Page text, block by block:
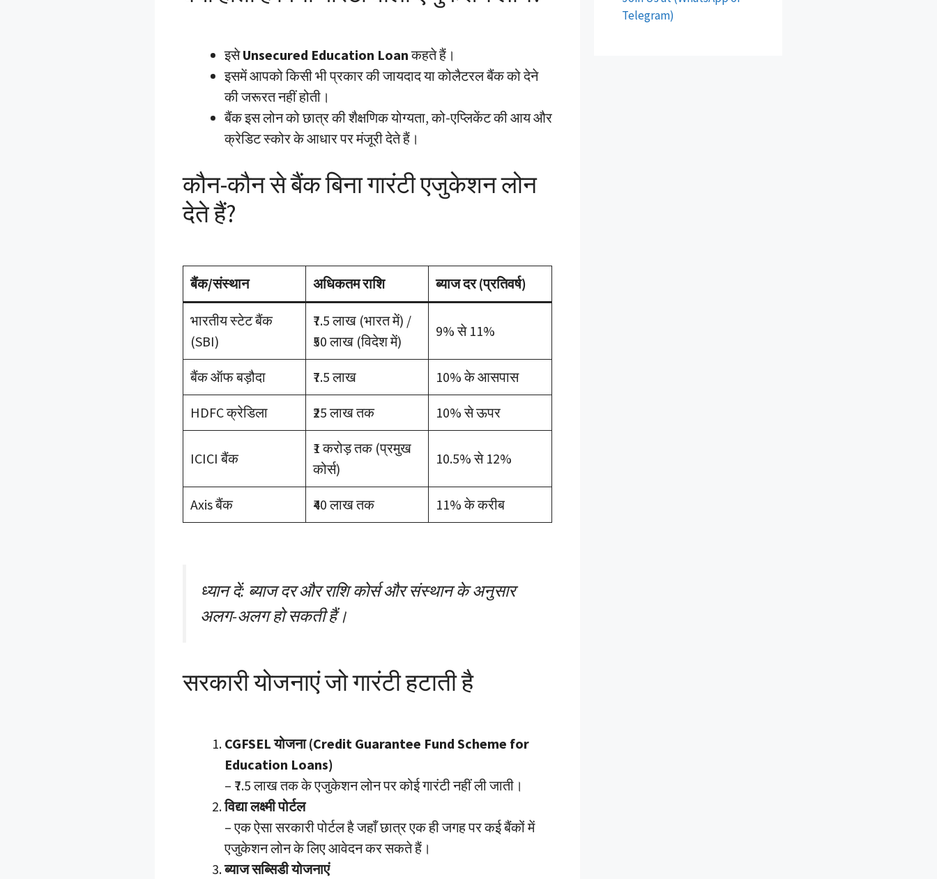
इसेUnsecured Education Loanकहते हैं।
इसमें आपको किसी भी प्रकार की जायदाद या कोलैटरल बैंक को देने
की जरूरत नहीं होती।
बैंक इस लोन को छात्र की शैक्षणिक योग्यता, को-एप्लिकेंट की आय और
क्रेडिट स्कोर के आधार पर मंजूरी देते हैं।
कौन-कौन से बैंक बिना गारंटी एजुकेशन लोन
देते हैं?
बैंक/संस्थान अधिकतम राशि ब्याज दर (प्रतिवर्ष)
भारतीय स्टेट बैंक
(SBI)
₹7.5 लाख (भारत में) /
₹50 लाख (विदेश में)
9% से 11%
बैंक ऑफ बड़ौदा ₹7.5 लाख 10% के आसपास
HDFC क्रेडिला ₹25 लाख तक 10% से ऊपर
ICICI बैंक
₹1 करोड़ तक (प्रमुख
कोर्स)
10.5% से 12%
Axis बैंक ₹40 लाख तक 11% के करीब
ध्यान दें: ब्याज दर और राशि कोर्स और संस्थान के अनुसार
अलग-अलग हो सकती हैं।
सरकारी योजनाएं जो गारंटी हटाती है
CGFSEL योजना (Credit Guarantee Fund Scheme for
Education Loans)
– ₹7.5 लाख तक के एजुकेशन लोन पर कोई गारंटी नहीं ली जाती।
विद्या लक्ष्मी पोर्टल
– एक ऐसा सरकारी पोर्टल है जहाँ छात्र एक ही जगह पर कई बैंकों में
एजुकेशन लोन के लिए आवेदन कर सकते हैं।
ब्याज सब्सिडी योजनाएं
Telegram)